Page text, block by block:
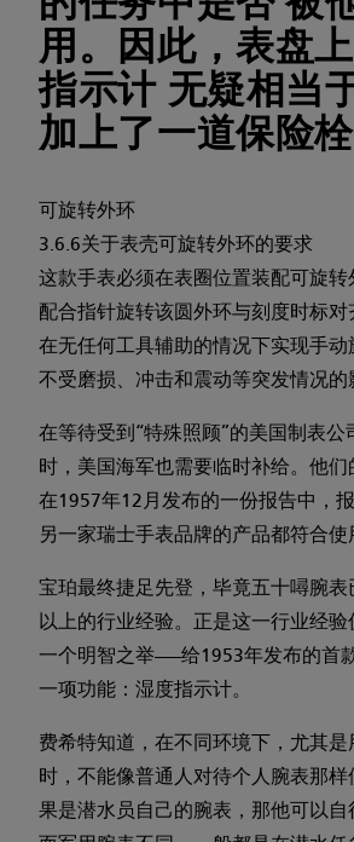
用。因此，表盘
指示计 无疑相当
加上了一道保险栓
可旋转外环
3.6.6关于表壳可旋转外环的要求
这款手表必须在表圈位置装配可旋转
配合指针旋转该圆外环与刻度时标对
在无任何工具辅助的情况下实现手动
不受磨损、冲击和震动等突发情况的
在等待受到“特殊照顾”的美国制表公
时，美国海军也需要临时补给。他
在1957年12月发布的一份报告中，
另一家瑞士手表品牌的产品都符合使
宝珀最终捷足先登，毕竟五十噚腕表
以上的行业经验。正是这一行业经验
一个明智之举——给1953年发布的首
一项功能：湿度指示计。
费希特知道，在不同环境下，尤其是
时，不能像普通人对待个人腕表那样
果是潜水员自己的腕表，那他可以自